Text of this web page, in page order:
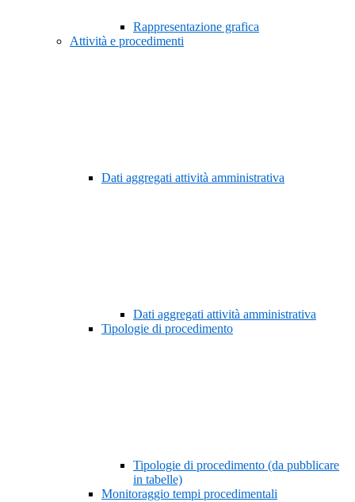
Rappresentazione grafica
Attività e procedimenti
Dati aggregati attività amministrativa
Dati aggregati attività amministrativa
Tipologie di procedimento
Tipologie di procedimento (da pubblicare
in tabelle)
Monitoraggio tempi procedimentali